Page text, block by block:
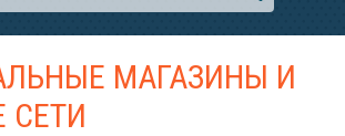
МАГАЗИНЫ И
СЕТИ